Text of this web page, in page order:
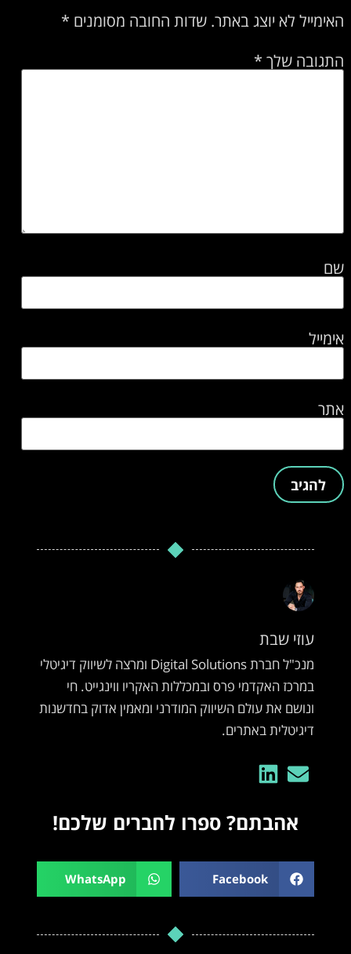
האימייל לא יוצג באתר. שדות החובה מסומנים *
התגובה שלך *
שם
אימייל
אתר
עוזי שבת
מנכ"ל חברת Digital Solutions ומרצה לשיווק דיגיטלי
במרכז האקדמי פרס ובמכללות האקריו ווינגייט. חי
ונושם את עולם השיווק המודרני ומאמין אדוק בחדשנות
דיגיטלית באתרים.
אהבתם? ספרו לחברים שלכם!
Facebook
WhatsApp